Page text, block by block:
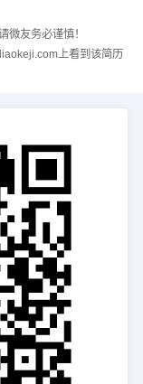
微友务必谨慎！
上看到该简历